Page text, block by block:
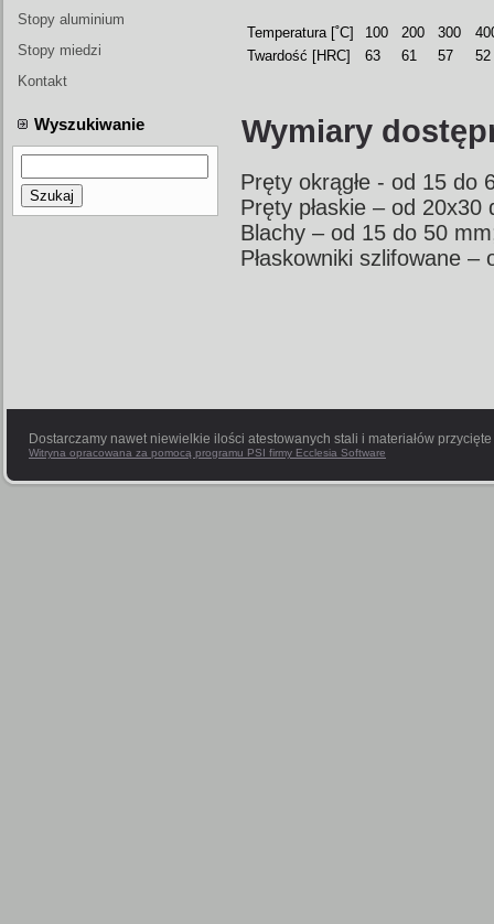
Stopy aluminium
Stopy miedzi
Kontakt
Wyszukiwanie
Szukaj
Temperatura [˚C] 100 200 300
Twardość [HRC]
63 61 57 52
Wymiary
Pręty okrągłe - od 15 do
Pręty płaskie – od
Blachy – od 15 do 50
Płaskowniki szlifowane
Dostarczamy nawet niewielkie ilości atestowanych stali i materiałów
Witryna opracowana za pomocą programu PSI firmy Ecclesia Software